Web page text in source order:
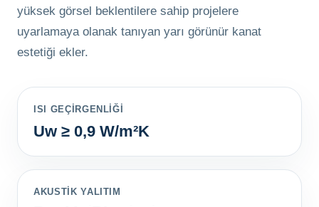
yüksek görsel beklentilere sahip projelere
uyarlamaya olanak tanıyan yarı görünür kanat
estetiği ekler.
ISI GEÇIRGENLIĞI
Uw ≥ 0,9 W/m²K
AKUSTIK YALITIM